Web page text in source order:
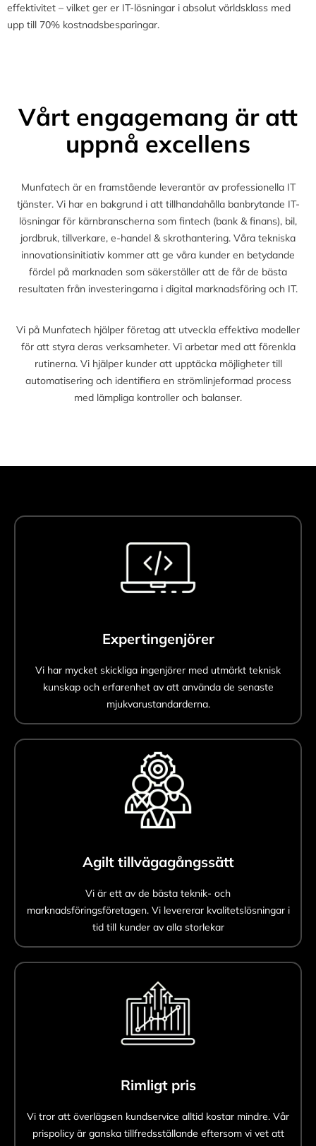
effektivitet – vilket ger er IT-lösningar i absolut världsklass med
upp till 70% kostnadsbesparingar.
Vårt engagemang är att
uppnå excellens
Munfatech är en framstående leverantör av professionella IT
tjänster. Vi har en bakgrund i att tillhandahålla banbrytande IT-
lösningar för kärnbranscherna som fintech (bank & finans), bil,
jordbruk, tillverkare, e-handel & skrothantering. Våra tekniska
innovationsinitiativ kommer att ge våra kunder en betydande
fördel på marknaden som säkerställer att de får de bästa
resultaten från investeringarna i digital marknadsföring och IT.
Vi på Munfatech hjälper företag att utveckla effektiva modeller
för att styra deras verksamheter. Vi arbetar med att förenkla
rutinerna. Vi hjälper kunder att upptäcka möjligheter till
automatisering och identifiera en strömlinjeformad process
med lämpliga kontroller och balanser.
Expertingenjörer
Vi har mycket skickliga ingenjörer med utmärkt teknisk
kunskap och erfarenhet av att använda de senaste
mjukvarustandarderna.
Agilt tillvägagångssätt
Vi är ett av de bästa teknik- och
marknadsföringsföretagen. Vi levererar kvalitetslösningar i
tid till kunder av alla storlekar
Rimligt pris
Vi tror att överlägsen kundservice alltid kostar mindre. Vår
prispolicy är ganska tillfredsställande eftersom vi vet att